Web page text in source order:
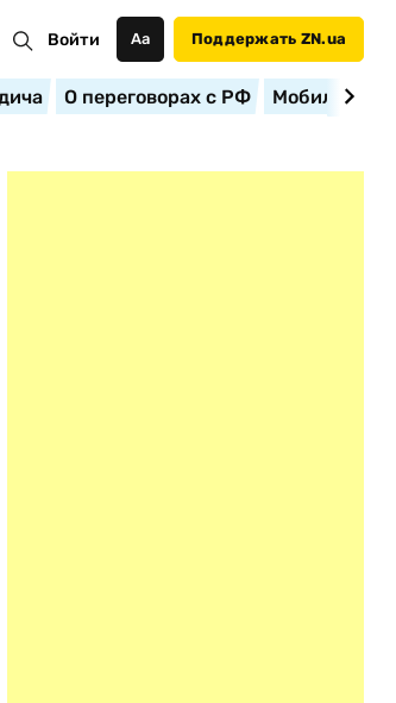
Войти Аа Поддержать ZN.ua
О переговорах с РФ